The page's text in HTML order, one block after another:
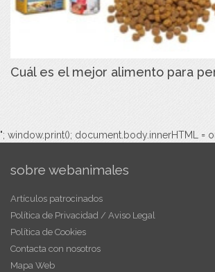
Cuál es el mejor alimento para
"; window.print(); document.body.innerHTML =
sobre webanimales
Artículos patrocinados
Política de Privacidad / Aviso Legal
Política de Cookies
Contacta con nosotros
Mapa Web